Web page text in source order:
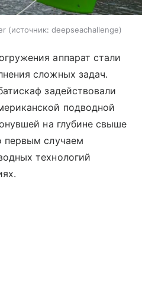
источник: deepseachallenge
аппарат стали
сложных задач.
задействовали
подводной
на глубине свыше
первым случаем
технологий